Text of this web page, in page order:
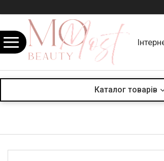
Каталог товарів